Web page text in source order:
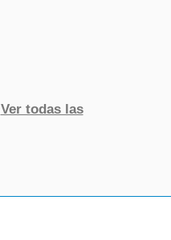
Ver todas las